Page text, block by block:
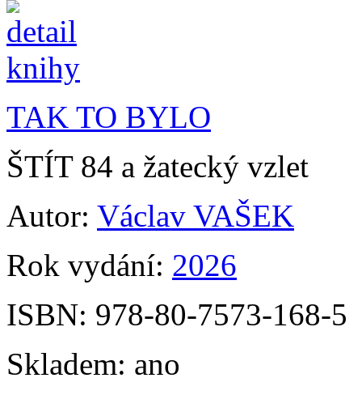
TAK TO BYLO
ŠTÍT 84 a žatecký vzlet
Autor: Václav VAŠEK
Rok vydání: 2026
ISBN: 978-80-7573-168-5
Skladem: ano